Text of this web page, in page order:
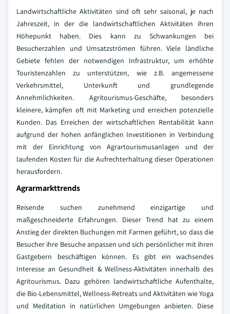
Landwirtschaftliche Aktivitäten sind oft sehr saisonal, je nach
Jahreszeit, in der die landwirtschaftlichen Aktivitäten ihren
Höhepunkt haben. Dies kann zu Schwankungen bei
Besucherzahlen und Umsatzströmen führen. Viele ländliche
Gebiete fehlen der notwendigen Infrastruktur, um erhöhte
Touristenzahlen zu unterstützen, wie z.B. angemessene
Verkehrsmittel, Unterkunft und grundlegende
Annehmlichkeiten. Agritourismus-Geschäfte, besonders
kleinere, kämpfen oft mit Marketing und erreichen potenzielle
Kunden. Das Erreichen der wirtschaftlichen Rentabilität kann
aufgrund der hohen anfänglichen Investitionen in Verbindung
mit der Einrichtung von Agrartourismusanlagen und der
laufenden Kosten für die Aufrechterhaltung dieser Operationen
herausfordern.
Agrarmarkttrends
Reisende suchen zunehmend einzigartige und
maßgeschneiderte Erfahrungen. Dieser Trend hat zu einem
Anstieg der direkten Buchungen mit Farmen geführt, so dass die
Besucher ihre Besuche anpassen und sich persönlicher mit ihren
Gastgebern beschäftigen können. Es gibt ein wachsendes
Interesse an Gesundheit & Wellness-Aktivitäten innerhalb des
Agritourismus. Dazu gehören landwirtschaftliche Aufenthalte,
die Bio-Lebensmittel, Wellness-Retreats und Aktivitäten wie Yoga
und Meditation in natürlichen Umgebungen anbieten. Diese